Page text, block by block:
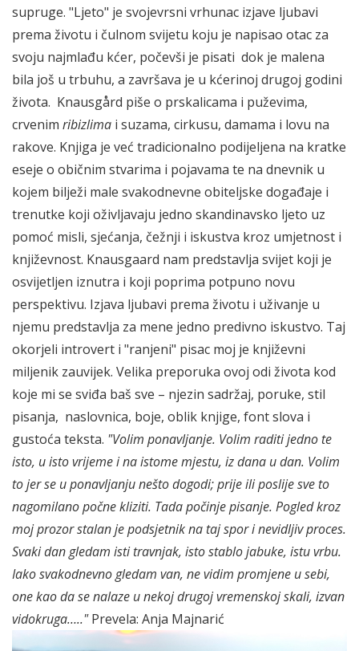
supruge. "Ljeto" je svojevrsni vrhunac izjave ljubavi
prema životu i čulnom svijetu koju je napisao otac za
svoju najmlađu kćer, počevši je pisati dok je malena
bila još u trbuhu, a završava je u kćerinoj drugoj godini
života. Knausgård piše o prskalicama i puževima,
crvenim ribizlima i suzama, cirkusu, damama i lovu na
rakove. Knjiga je već tradicionalno podijeljena na kratke
eseje o običnim stvarima i pojavama te na dnevnik u
kojem bilježi male svakodnevne obiteljske događaje i
trenutke koji oživljavaju jedno skandinavsko ljeto uz
pomoć misli, sjećanja, čežnji i iskustva kroz umjetnost i
književnost. Knausgaard nam predstavlja svijet koji je
osvijetljen iznutra i koji poprima potpuno novu
perspektivu. Izjava ljubavi prema životu i uživanje u
njemu predstavlja za mene jedno predivno iskustvo. Taj
okorjeli introvert i "ranjeni" pisac moj je književni
miljenik zauvijek. Velika preporuka ovoj odi života kod
koje mi se sviđa baš sve – njezin sadržaj, poruke, stil
pisanja, naslovnica, boje, oblik knjige, font slova i
gustoća teksta. "Volim ponavljanje. Volim raditi jedno te
isto, u isto vrijeme i na istome mjestu, iz dana u dan. Volim
to jer se u ponavljanju nešto dogodi; prije ili poslije sve to
nagomilano počne kliziti. Tada počinje pisanje. Pogled kroz
moj prozor stalan je podsjetnik na taj spor i nevidljiv proces.
Svaki dan gledam isti travnjak, isto stablo jabuke, istu vrbu.
Iako svakodnevno gledam van, ne vidim promjene u sebi,
one kao da se nalaze u nekoj drugoj vremenskoj skali, izvan
vidokruga….."Prevela: Anja Majnarić